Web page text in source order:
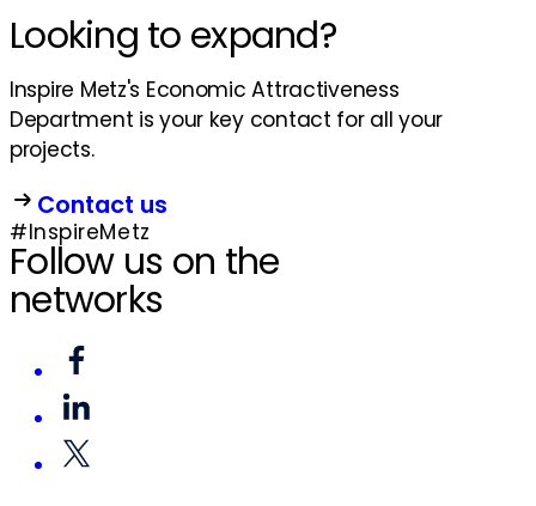
Looking to expand?
Inspire Metz's Economic Attractiveness
Department is your key contact for all your
projects.
Contact us
#InspireMetz
Follow us on the
networks